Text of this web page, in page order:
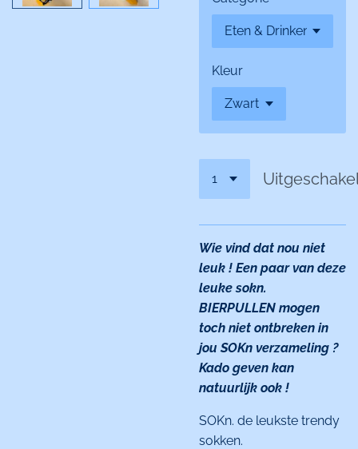
Kleur
Wie vind dat nou niet
leuk ! Een paar van deze
leuke sokn.
BIERPULLEN mogen
toch niet ontbreken in
jou SOKn verzameling ?
Kado geven kan
natuurlijk ook !
SOKn. de leukste trendy
sokken.